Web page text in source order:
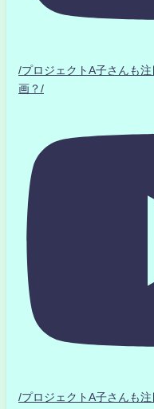
/プロジェクトA子さんも
画？/
/プロジェクトA子さん